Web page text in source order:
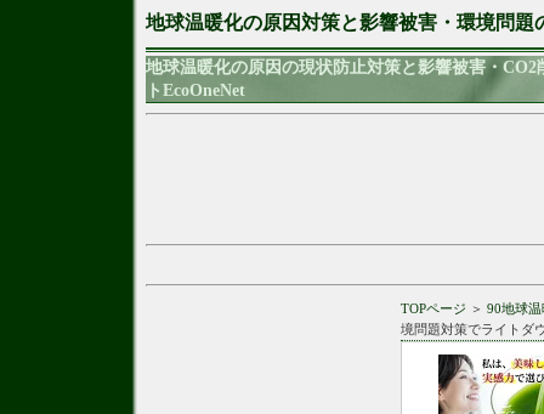
地球温暖化の原因対策と影響被害・環境問題
地球温暖化の原因の現状防止対策と影響被害・
トEcoOneNet
TOPページ ＞ 90地球
境問題対策でライトダ